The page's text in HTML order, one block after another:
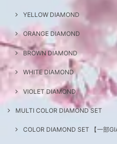
YELLOW DIAMOND
ORANGE DIAMOND
BROWN DIAMOND
WHITE DIAMOND
VIOLET DIAMOND
MULTI COLOR DIAMOND SET
COLOR DIAMOND SET 【一部